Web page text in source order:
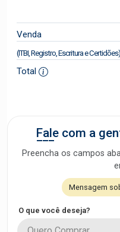
Venda
(ITBI, Registro, Escritura e Certidões)
Total
Fale com a
Preencha os campos
Mensagem
O que você deseja?